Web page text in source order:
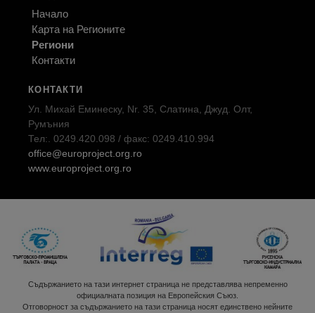
Начало
Карта на Регионите
Региони
Контакти
КОНТАКТИ
Ул. Михай Еминеску, Nr. 35, Слатина, Джуд. Олт,
Румъния
Тел:. 0249.420.098 / факс: 0249.410.994
office@europroject.org.ro
www.europroject.org.ro
Съдържанието на тази интернет страница не представлява непременно
официалната позиция на Европейския Съюз.
Отговорност за съдържанието на тази страница носят единствено нейните